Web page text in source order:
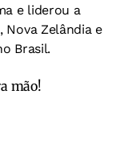
e liderou a
Nova Zelândia e
Brasil.
mão!